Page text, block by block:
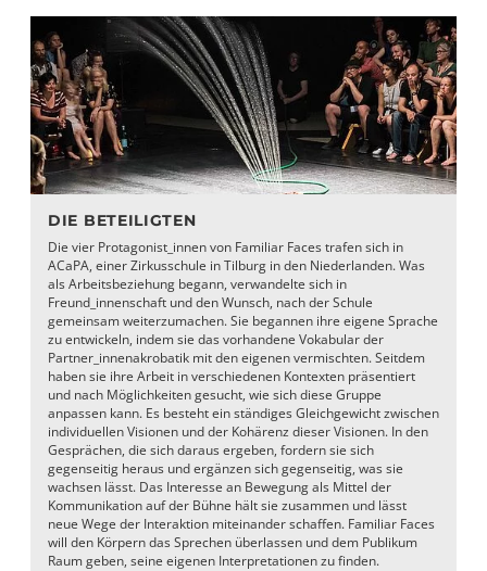
DIE BETEILIGTEN
Die vier Protagonist_innen von Familiar Faces trafen sich in
ACaPA, einer Zirkusschule in Tilburg in den Niederlanden. Was
als Arbeitsbeziehung begann, verwandelte sich in
Freund_innenschaft und den Wunsch, nach der Schule
gemeinsam weiterzumachen. Sie begannen ihre eigene Sprache
zu entwickeln, indem sie das vorhandene Vokabular der
Partner_innenakrobatik mit den eigenen vermischten. Seitdem
haben sie ihre Arbeit in verschiedenen Kontexten präsentiert
und nach Möglichkeiten gesucht, wie sich diese Gruppe
anpassen kann. Es besteht ein ständiges Gleichgewicht zwischen
individuellen Visionen und der Kohärenz dieser Visionen. In den
Gesprächen, die sich daraus ergeben, fordern sie sich
gegenseitig heraus und ergänzen sich gegenseitig, was sie
wachsen lässt. Das Interesse an Bewegung als Mittel der
Kommunikation auf der Bühne hält sie zusammen und lässt
neue Wege der Interaktion miteinander schaffen. Familiar Faces
will den Körpern das Sprechen überlassen und dem Publikum
Raum geben, seine eigenen Interpretationen zu finden.